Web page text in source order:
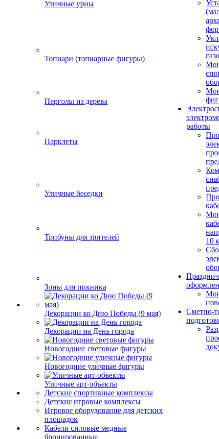
Уличные урны
Топиари (топиарные фигуры)
Перголы из дерева
Парклеты
Уличные беседки
Трибуны для зрителей
Зоны для пикника
Декорации ко Дню Победы (9 мая)
Декорации на День города
Новогодние световые фигуры
Новогодние уличные фигуры
Уличные арт-объекты
Детские спортивные комплексы
Детские игровые комплексы
Игровое оборудование для детских
площадок
Кабели силовые медные
бронированные
работы
10
Сметно-